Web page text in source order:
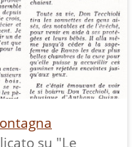
su "Le